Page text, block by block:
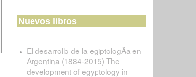
Nuevos libros
El desarrollo de la egiptologÃ­a en
Argentina (1884-2015) The
development of egyptology in